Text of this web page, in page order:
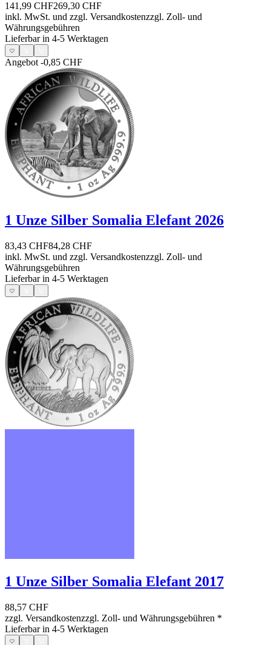
141,99 CHF269,30 CHF
inkl. MwSt. und zzgl. Versandkostenzzgl. Zoll- und
Währungsgebühren
Lieferbar in 4-5 Werktagen
Angebot-0,85 CHF
1 Unze Silber Somalia Elefant 2026
83,43 CHF84,28 CHF
inkl. MwSt. und zzgl. Versandkostenzzgl. Zoll- und
Währungsgebühren
Lieferbar in 4-5 Werktagen
1 Unze Silber Somalia Elefant 2017
88,57 CHF
zzgl. Versandkostenzzgl. Zoll- und Währungsgebühren *
Lieferbar in 4-5 Werktagen